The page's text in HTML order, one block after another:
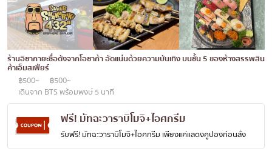
ซาชิมิ/อาหารทะเล
อาหารตะวันตกสไตล์ญี่ปุ่น
ปลาไหลย่าง
ข้าวปั้นญี่ปุ่น
ปู
โอโคโนมิยากิ/เทปปันยากิ
พระราม 9
รัชดา
พระโขนง
เพลินจิต
ชิดลม
บางนา
นานา
ร้านอิซากายะชื่อดังจากโอซาก้า อัดแน่นด้วยความบันเทิง บนชั้น 5 ของห้างสรรพสิน
ค้าเอ็มสเฟียร์
฿500~
฿500~
เดินจาก BTS พร้อมพงษ์ 5 นาที
ฟรี! มัทฉะวาราบิโมจิ+ไอศกรีม
รับฟรี! มัทฉะวาราบิโมจิ+ไอศกรีม เพียงแค่แสดงคูปองก่อนสั่ง